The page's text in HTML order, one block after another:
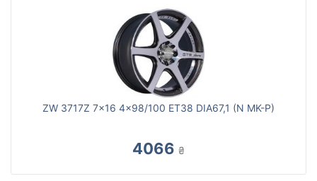
ZW 3717Z 7x16 4x98/100 ET38 DIA67,1 (N MK-P)
4066 ₴